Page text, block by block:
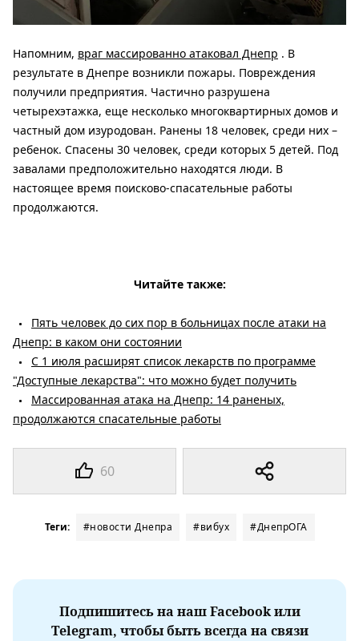
60
Напомним, враг массированно атаковал Днепр . В
результате в Днепре возникли пожары. Повреждения
получили предприятия. Частично разрушена
четырехэтажка, еще несколько многоквартирных домов и
частный дом изуродован. Ранены 18 человек, среди них –
ребенок. Спасены 30 человек, среди которых 5 детей. Под
завалами предположительно находятся люди. В
настоящее время поисково-спасательные работы
продолжаются.
Читайте также:
Пять человек до сих пор в больницах после атаки на
Днепр: в каком они состоянии
С 1 июля расширят список лекарств по программе
"Доступные лекарства": что можно будет получить
Массированная атака на Днепр: 14 раненых,
продолжаются спасательные работы
Теги: #новости Днепра #вибух #ДнепрОГА
Подпишитесь на наш Facebook или
Telegram, чтобы быть всегда на связи